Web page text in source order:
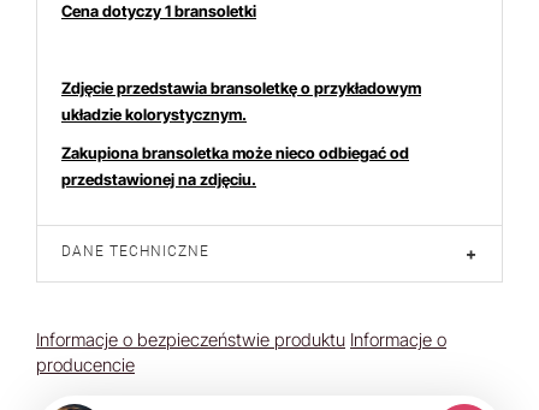
Cena dotyczy 1 bransoletki
Zdjęcie przedstawia bransoletkę o przykładowym
układzie kolorystycznym.
Zakupiona bransoletka może nieco odbiegać od
przedstawionej na zdjęciu.
DANE TECHNICZNE +
Informacje o bezpieczeństwie produktu Informacje o
producencie